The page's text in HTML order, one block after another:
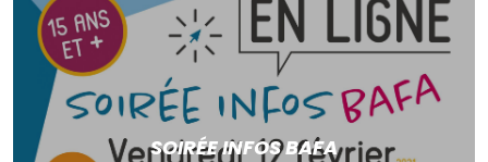
SOIRÉE INFOS BAFA